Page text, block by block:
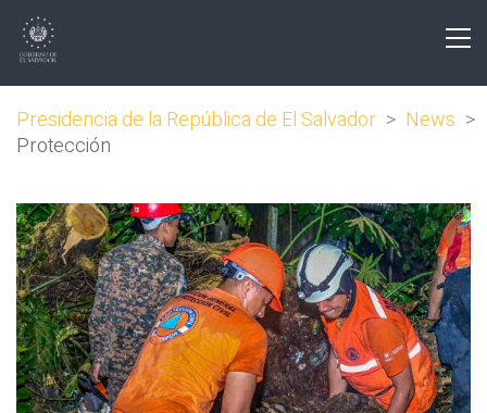
Presidencia de la República de El Salvador > News >
Protección